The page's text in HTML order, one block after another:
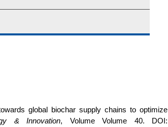
global biochar supply chains to optimize
& Innovation, Volume Volume 40. DOI: